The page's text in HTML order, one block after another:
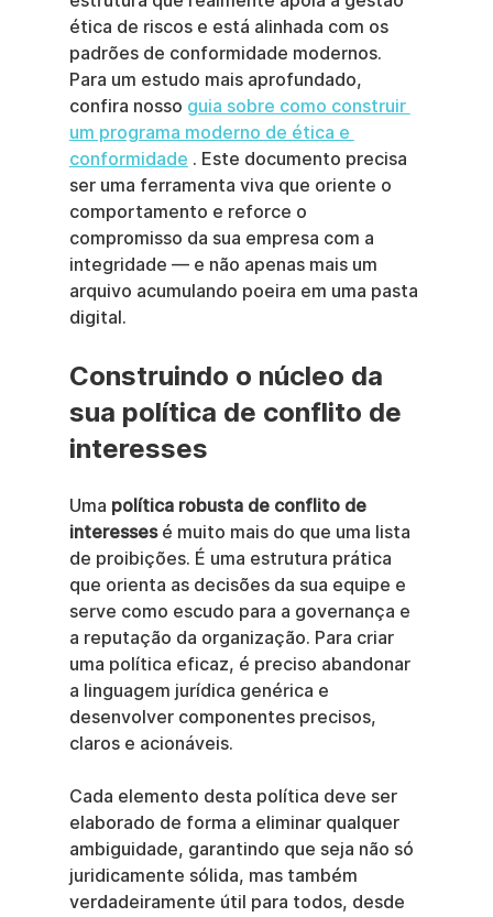
ética de riscos e está alinhada com os
padrões de conformidade modernos.
Para um estudo mais aprofundado,
confira nosso guia sobre como construir
um programa moderno de ética e
conformidade . Este documento precisa
ser uma ferramenta viva que oriente o
comportamento e reforce o
compromisso da sua empresa com a
integridade — e não apenas mais um
arquivo acumulando poeira em uma pasta
digital.
Construindo o núcleo da
sua política de conflito de
interesses
Uma política robusta de conflito de
interesses é muito mais do que uma lista
de proibições. É uma estrutura prática
que orienta as decisões da sua equipe e
serve como escudo para a governança e
a reputação da organização. Para criar
uma política eficaz, é preciso abandonar
a linguagem jurídica genérica e
desenvolver componentes precisos,
claros e acionáveis.
Cada elemento desta política deve ser
elaborado de forma a eliminar qualquer
ambiguidade, garantindo que seja não só
juridicamente sólida, mas também
verdadeiramente útil para todos, desde